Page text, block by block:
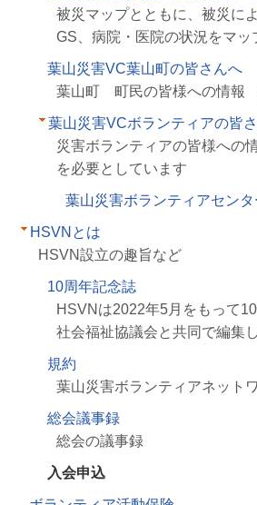
被災マップとともに、被災に
GS、病院・医院の状況をマッ
葉山災害VC葉山町の皆さんへ
葉山町 町民の皆様への情報
葉山災害VCボランティアの皆
災害ボランティアの皆様への
を必要としています
葉山災害ボランティアセンタ
HSVNとは
HSVN設立の趣旨など
10周年記念誌
HSVNは2022年5月をもって
社会福祉協議会と共同で編集
規約
葉山災害ボランティアネット
総会議事録
総会の議事録
入会申込